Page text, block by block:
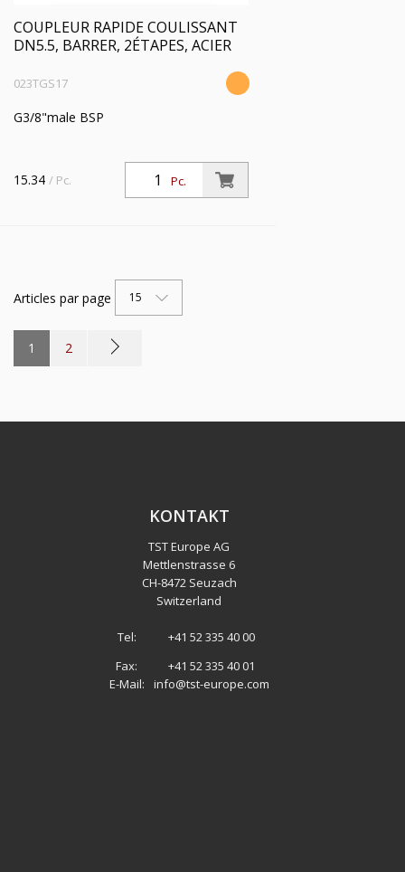
COUPLEUR RAPIDE COULISSANT
DN5.5, BARRER, 2ÉTAPES, ACIER
023TGS17
G3/8"male BSP
Pc.
15.34 / Pc.
Articles par page 15
1 2
KONTAKT
TST Europe AG
Mettlenstrasse 6
CH-8472 Seuzach
Switzerland
Tel:
+41 52 335 40 00
Fax:
+41 52 335 40 01
E-Mail:
info@tst-europe.com